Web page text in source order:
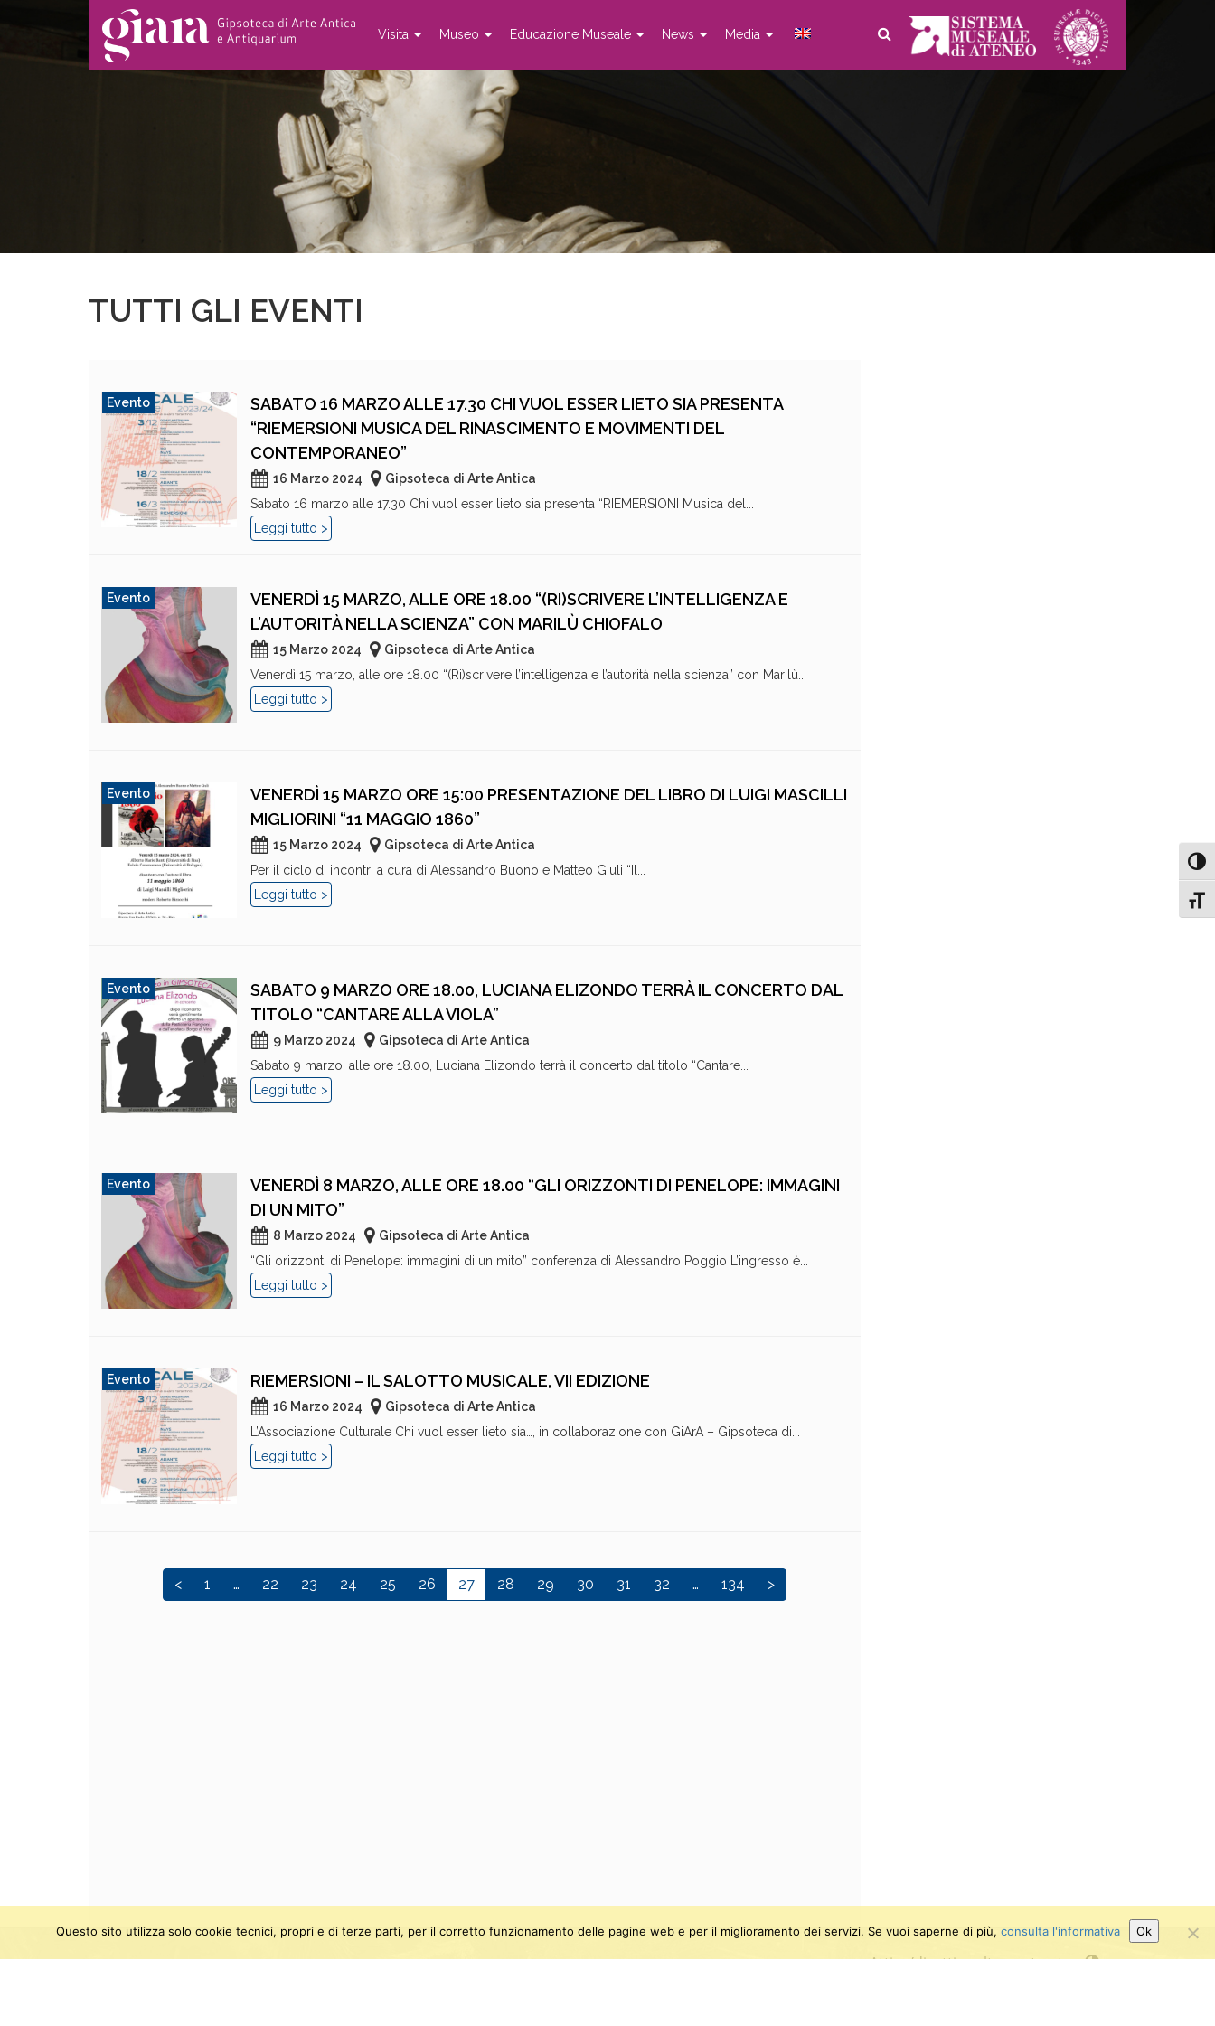
Visita Museo Educazione Museale News Media
TUTTI GLI EVENTI
Evento
SABATO 16 MARZO ALLE 17.30 CHI VUOL ESSER LIETO SIA PRESENTA
“RIEMERSIONI MUSICA DEL RINASCIMENTO E MOVIMENTI DEL
CONTEMPORANEO”
16 Marzo 2024
Gipsoteca di Arte Antica
Sabato 16 marzo alle 17.30 Chi vuol esser lieto sia presenta “RIEMERSIONI Musica del...
Leggi tutto >
Evento
VENERDÌ 15 MARZO, ALLE ORE 18.00 “(RI)SCRIVERE L’INTELLIGENZA E
L’AUTORITÀ NELLA SCIENZA” CON MARILÙ CHIOFALO
15 Marzo 2024
Gipsoteca di Arte Antica
Venerdì 15 marzo, alle ore 18.00 “(Ri)scrivere l’intelligenza e l’autorità nella scienza” con Marilù...
Leggi tutto >
Evento
VENERDÌ 15 MARZO ORE 15:00 PRESENTAZIONE DEL LIBRO DI LUIGI MASCILLI
MIGLIORINI “11 MAGGIO 1860”
15 Marzo 2024
Gipsoteca di Arte Antica
Per il ciclo di incontri a cura di Alessandro Buono e Matteo Giuli “Il...
Leggi tutto >
Evento
SABATO 9 MARZO ORE 18.00, LUCIANA ELIZONDO TERRÀ IL CONCERTO DAL
TITOLO “CANTARE ALLA VIOLA”
9 Marzo 2024
Gipsoteca di Arte Antica
Sabato 9 marzo, alle ore 18.00, Luciana Elizondo terrà il concerto dal titolo “Cantare...
Leggi tutto >
Evento
VENERDÌ 8 MARZO, ALLE ORE 18.00 “GLI ORIZZONTI DI PENELOPE: IMMAGINI
DI UN MITO”
8 Marzo 2024
Gipsoteca di Arte Antica
“Gli orizzonti di Penelope: immagini di un mito” conferenza di Alessandro Poggio L’ingresso è...
Leggi tutto >
Evento RIEMERSIONI – IL SALOTTO MUSICALE, VII EDIZIONE
16 Marzo 2024
Gipsoteca di Arte Antica
L’Associazione Culturale Chi vuol esser lieto sia…, in collaborazione con GiArA – Gipsoteca di...
Leggi tutto >
< 1 … 22 23 24 25 26 27 28 29 30 31 32 … 134 >
Attiva/disattiva alto contrasto
Questo sito utilizza solo cookie tecnici, propri e di terze parti, per il corretto funzionamento delle pagine web e per il miglioramento dei servizi. Se vuoi saperne di più, consulta l'informativa Ok